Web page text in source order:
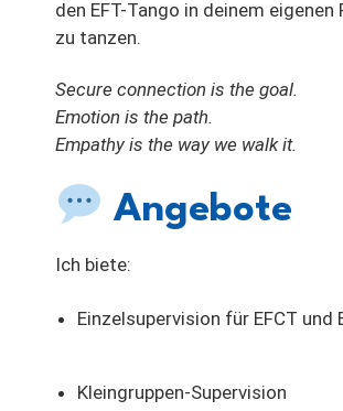
den EFT-Tango in deinem eigenen
zu tanzen.
Secure connection is the goal.
Emotion is the path.
Empathy is the way we walk it.
Angebote
Ich biete:
Einzelsupervision für EFCT und
Kleingruppen-Supervision